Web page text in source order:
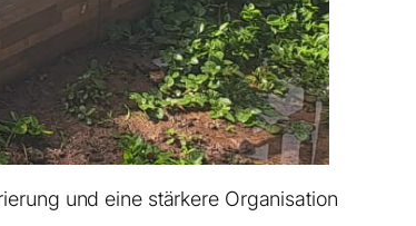
und eine stärkere Organisation